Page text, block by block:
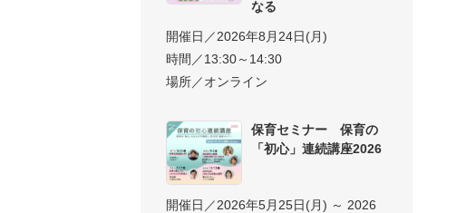
なる
開催日／2026年8月24日(月)
時間／13:30～14:30
場所／オンライン
保育セミナー 保育の
「初心」連続講座2026
開催日／2026年5月25日(月) ～ 2026